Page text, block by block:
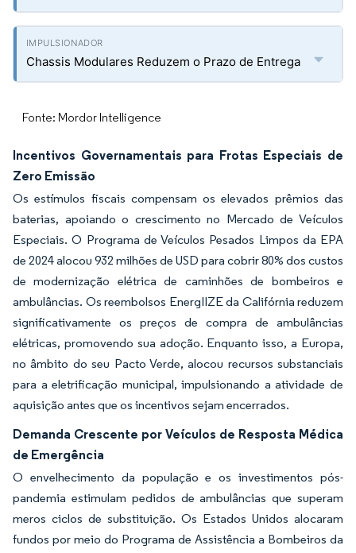
Chassis Modulares Reduzem o Prazo de Entrega
Fonte: Mordor Intelligence
Incentivos Governamentais para Frotas Especiais de
Zero Emissão
Os estímulos fiscais compensam os elevados prêmios das
baterias, apoiando o crescimento no Mercado de Veículos
Especiais. O Programa de Veículos Pesados Limpos da EPA
de 2024 alocou 932 milhões de USD para cobrir 80% dos custos
de modernização elétrica de caminhões de bombeiros e
ambulâncias. Os reembolsos EnergIIZE da Califórnia reduzem
significativamente os preços de compra de ambulâncias
elétricas, promovendo sua adoção. Enquanto isso, a Europa,
no âmbito do seu Pacto Verde, alocou recursos substanciais
para a eletrificação municipal, impulsionando a atividade de
aquisição antes que os incentivos sejam encerrados.
Demanda Crescente por Veículos de Resposta Médica
de Emergência
O envelhecimento da população e os investimentos pós-
pandemia estimulam pedidos de ambulâncias que superam
meros ciclos de substituição. Os Estados Unidos alocaram
fundos por meio do Programa de Assistência a Bombeiros da